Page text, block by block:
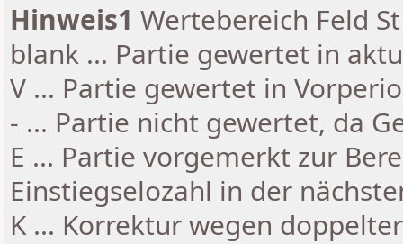
Hinweis1 Wertebereich Feld
blank ... Partie gewertet in
V ... Partie gewertet in
- ... Partie nicht gewertet, da
E ... Partie vorgemerkt zur
Einstiegselozahl in der
K ... Korrektur wegen